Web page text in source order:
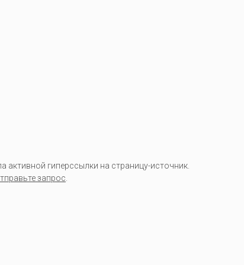
гиперссылки на страницу-источник.
запрос.